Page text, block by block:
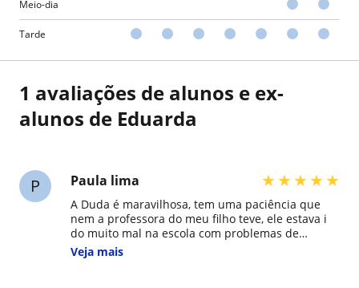
Meio-dia
Tarde
1 avaliações de alunos e ex-
alunos de Eduarda
P Paula lima ★★★★★
A Duda é maravilhosa, tem uma paciência que
nem a professora do meu filho teve, ele estava i
do muito mal na escola com problemas de
concentração em um mês ele melhorou muito,
não é só aula ela também e sinou ele como lidar
Veja mais